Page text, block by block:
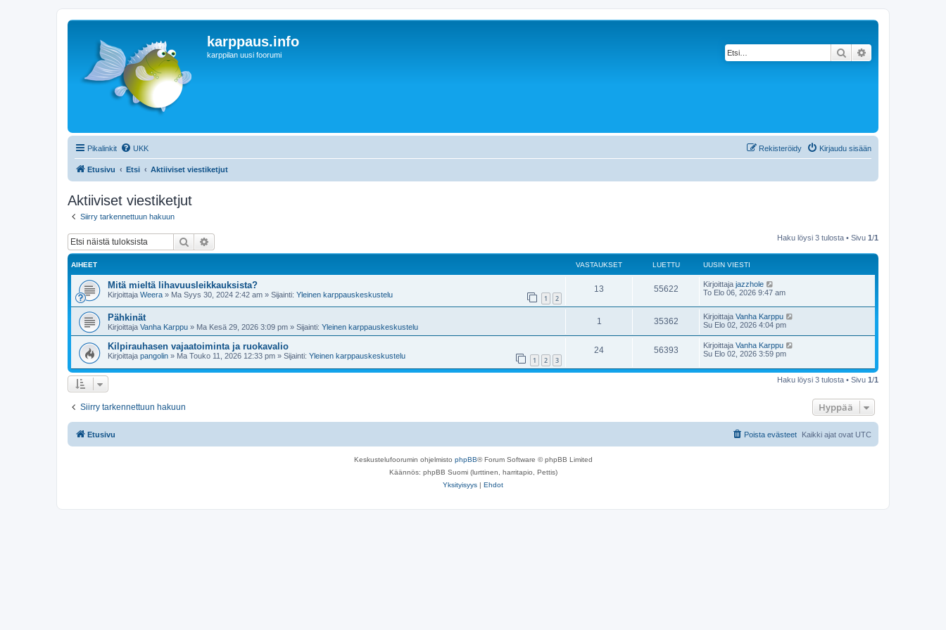
karppaus.info
karppilan uusi foorumi Etsi
Pikalinkit UKK Kirjaudu sisään
Rekisteröidy
Etusivu Etsi Aktiiviset viestiketjut
Aktiiviset viestiketjut
Siirry tarkennettuun hakuun
Etsi Haku löysi 3 tulosta • Sivu 1/1
AIHEET VASTAUKSET LUETTU UUSIN VIESTI
Mitä mieltä lihavuusleikkauksista?
Kirjoittaja Weera » Ma Syys 30, 2024 2:42 am » Sijainti: Yleinen karppauskeskustelu 1 2
13 55622 Kirjoittaja jazzhole
To Elo 06, 2026 9:47 am
Pähkinät
Kirjoittaja Vanha Karppu » Ma Kesä 29, 2026 3:09 pm » Sijainti: Yleinen karppauskeskustelu
1 35362 Kirjoittaja Vanha Karppu
Su Elo 02, 2026 4:04 pm
Kilpirauhasen vajaatoiminta ja ruokavalio
Kirjoittaja pangolin » Ma Touko 11, 2026 12:33 pm » Sijainti: Yleinen karppauskeskustelu 1 2 3
24 56393 Kirjoittaja Vanha Karppu
Su Elo 02, 2026 3:59 pm
Haku löysi 3 tulosta • Sivu 1/1
Siirry tarkennettuun hakuun Hyppää
Etusivu Kaikki ajat ovat UTC
Poista evästeet
Keskustelufoorumin ohjelmisto phpBB® Forum Software © phpBB Limited
Käännös: phpBB Suomi (lurttinen, harritapio, Pettis)
Yksityisyys | Ehdot